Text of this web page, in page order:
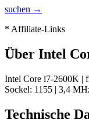
suchen →
* Affiliate-Links
Über Intel
Intel Core i7-2600K |
Sockel: 1155 | 3,4
Technische